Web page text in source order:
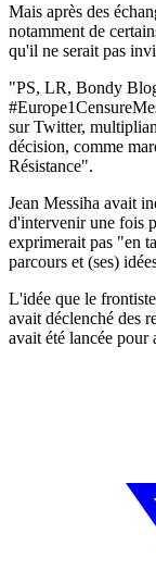
Mais après des
notamment de
qu'il ne serait pas
"PS, LR, Bondy
sur Twitter,
décision, comme
Résistance".
Jean Messiha avait
d'intervenir une fois
exprimerait pas "en
parcours et (ses)
L'idée que le
avait déclenché des
avait été lancée pour